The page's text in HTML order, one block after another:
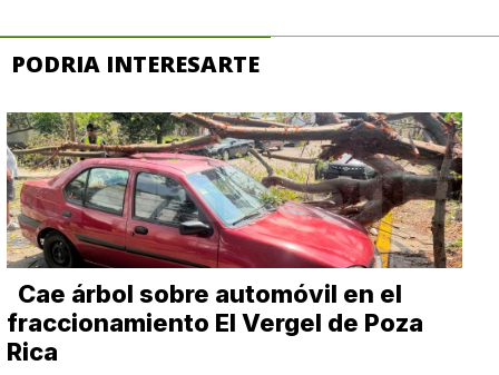
PODRIA INTERESARTE
Cae árbol sobre automóvil en el
fraccionamiento El Vergel de Poza
Rica